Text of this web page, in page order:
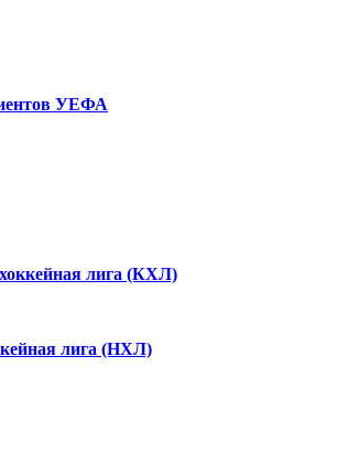
УЕФА
лига (КХЛ)
лига (НХЛ)